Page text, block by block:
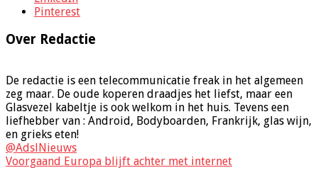
Pinterest
Over Redactie
De redactie is een telecommunicatie freak in het algemeen
zeg maar. De oude koperen draadjes het liefst, maar een
Glasvezel kabeltje is ook welkom in het huis. Tevens een
liefhebber van : Android, Bodyboarden, Frankrijk, glas wijn,
en grieks eten!
@AdslNieuws
Voorgaand Europa blijft achter met internet